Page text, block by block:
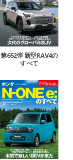
第652弾 新型RAV4の
すべて